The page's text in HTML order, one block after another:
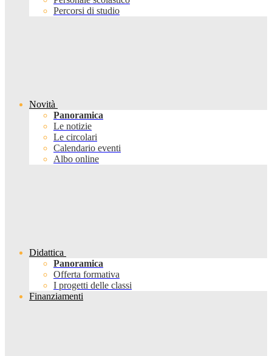
Percorsi di studio
Novità
Panoramica
Le notizie
Le circolari
Calendario eventi
Albo online
Didattica
Panoramica
Offerta formativa
I progetti delle classi
Finanziamenti